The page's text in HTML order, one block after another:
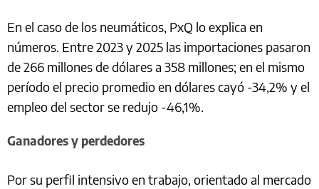
En el caso de los neumáticos, PxQ lo explica en
números. Entre 2023 y 2025 las importaciones pasaron
de 266 millones de dólares a 358 millones; en el mismo
período el precio promedio en dólares cayó -34,2% y el
empleo del sector se redujo -46,1%.
Ganadores y perdedores
Por su perfil intensivo en trabajo, orientado al mercado